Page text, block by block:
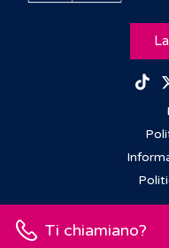
Ti chiamiano?